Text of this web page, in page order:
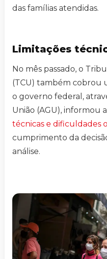
das famílias atendidas.
Limitações
No mês passado, o
(TCU) também cobrou
o governo federal,
União (AGU), informou
técnicas e dificuldades
cumprimento da
análise.